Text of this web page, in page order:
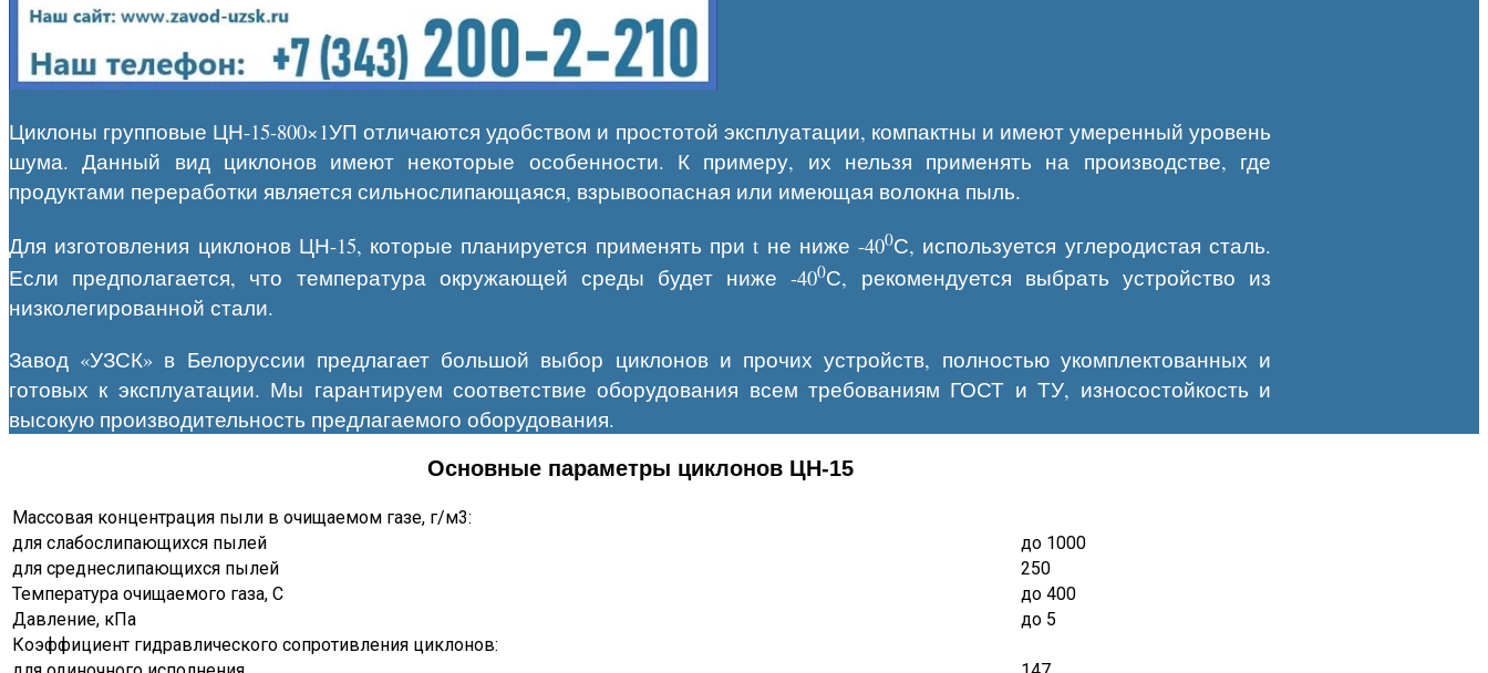
Циклоны групповые ЦН-15-800×1УП отличаются удобством и простотой эксплуатации, компактны и имеют умеренный уровень
шума. Данный вид циклонов имеют некоторые особенности. К примеру, их нельзя применять на производстве, где
продуктами переработки является сильнослипающаяся, взрывоопасная или имеющая волокна пыль.
Для изготовления циклонов ЦН-15, которые планируется применять при t не ниже -400С, используется углеродистая сталь.
Если предполагается, что температура окружающей среды будет ниже -400С, рекомендуется выбрать устройство из
низколегированной стали.
Завод «УЗСК» в Белоруссии предлагает большой выбор циклонов и прочих устройств, полностью укомплектованных и
готовых к эксплуатации. Мы гарантируем соответствие оборудования всем требованиям ГОСТ и ТУ, износостойкость и
высокую производительность предлагаемого оборудования.
Основные параметры циклонов ЦН-15
Массовая концентрация пыли в очищаемом газе, г/м3:
для слабослипающихся пылей
до 1000
для среднеслипающихся пылей
250
Температура очищаемого газа, С
до 400
Давление, кПа
до 5
Коэффициент гидравлического сопротивления циклонов: